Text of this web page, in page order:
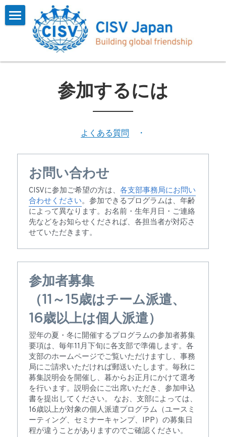
Home
インタビュー
沿革
プログラム
よくある質問
参加するには
会員用
お知らせ
フォーム
アーカイブス
検索
参加するには
よくある質問 ・
お問い合わせ​
CISVに参加ご希望の方は、 各支部事務局にお問い
合わせください。参加できるプログラムは、年齢
によって異なります。お名前・生年月日・ご連絡
先などをお知らせくだされば、各担当者が対応さ
せていただきます。
参加者募集
（11～15歳はチーム派遣、
16歳以上は個人派遣）
翌年の夏・冬に開催するプログラムの参加者募集
要項は、毎年11月下旬に各支部で準備します。各
支部のホームページでご覧いただけますし、事務
局にご請求いただければ郵送いたします。毎秋に
募集説明会を開催し、暮からお正月にかけて選考
を行います。説明会にご出席いただき、参加申込
書を提出してください。 なお、支部によっては、
16歳以上が対象の個人派遣プログラム（ユースミ
ーティング、セミナーキャンプ、IPP）の募集日
程が違うことがありますのでご確認ください。
ブログカテゴリー
すべてのカテゴリ
インタビュー